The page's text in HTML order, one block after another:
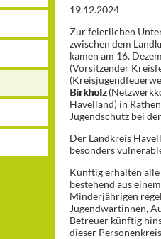
19.12.2024
Zur feierlichen
zwischen dem
kamen am 16.
(Vorsitzender
Birkholz
Havelland) in
Jugendschutz bei
Der Landkreis
besonders
Künftig erhalten
bestehend aus einem
Minderjährigen
Jugendwartinnen,
Betreuer künftig
dieser